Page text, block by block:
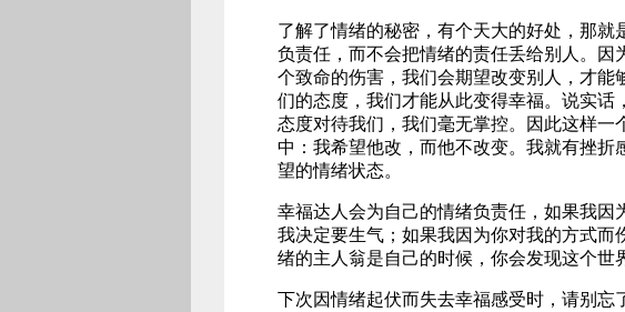
了解了情绪的秘密，有个天大的好处，那
负责任，而不会把情绪的责任丢给别人。因
个致命的伤害，我们会期望改变别人，才能
们的态度，我们才能从此变得幸福。说实话
态度对待我们，我们毫无掌控。因此这样一
中：我希望他改，而他不改变。我就有挫折
望的情绪状态。
幸福达人会为自己的情绪负责任，如果我因
我决定要生气；如果我因为你对我的方式而
绪的主人翁是自己的时候，你会发现这个世
下次因情绪起伏而失去幸福感受时，请别忘